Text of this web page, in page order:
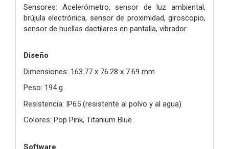
Sensores: Acelerómetro, sensor de luz ambiental,
brújula electrónica, sensor de proximidad, giroscopio,
sensor de huellas dactilares en pantalla, vibrador
Diseño
Dimensiones: 163.77 x 76.28 x 7.69 mm
Peso: 194 g
Resistencia: IP65 (resistente al polvo y al agua)
Colores: Pop Pink, Titanium Blue
Software